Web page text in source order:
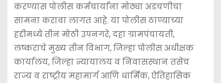
करण्यास पोलीस कर्मचार्यांना मोठ्या अडचणीचा
सामना करावा लागत आहे. या पोलीस ठाण्याच्या
हद्दीमध्ये तीन मोठी उपनगरे, दहा ग्रामपंचायती,
लष्कराचे मुख्य तीन विभाग, जिल्हा पोलीस अधीक्षक
कार्यालय, जिल्हा न्यायालय व निवासस्थान तसेच
राज्य व राष्ट्रीय महामार्ग आणि धार्मिक, ऐतिहासिक